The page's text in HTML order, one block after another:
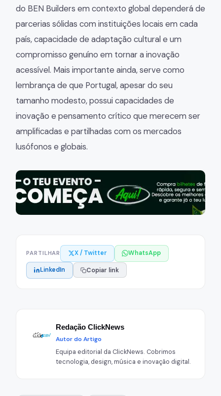
do BEN Builders em contexto global dependerá de
parcerias sólidas com instituições locais em cada
país, capacidade de adaptação cultural e um
compromisso genuíno em tornar a inovação
acessível. Mais importante ainda, serve como
lembrança de que Portugal, apesar do seu
tamanho modesto, possui capacidades de
inovação e pensamento crítico que merecem ser
amplificadas e partilhadas com os mercados
lusófonos e globais.
PARTILHAR X / Twitter WhatsApp
LinkedIn Copiar link
Redação ClickNews
Autor do Artigo
Equipa editorial da ClickNews. Cobrimos
tecnologia, design, música e inovação digital.